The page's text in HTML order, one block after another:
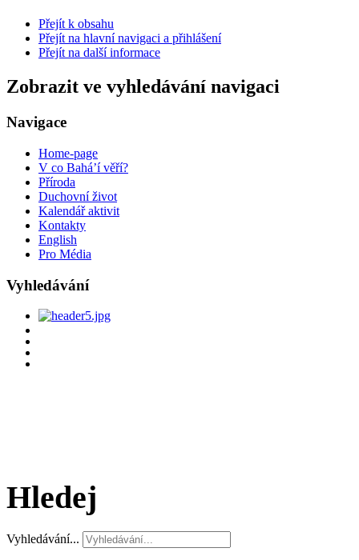
Přejít k obsahu
Přejít na hlavní navigaci a přihlášení
Přejít na další informace
Zobrazit ve vyhledávání navigaci
Navigace
Home-page
V co Bahá’í věří?
Příroda
Duchovní život
Kalendář aktivit
Kontakty
English
Pro Média
Vyhledávání
Hledej
Vyhledávání...